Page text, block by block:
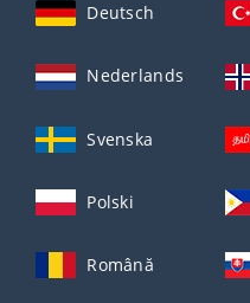
Deutsch
Nederlands
Svenska
Polski
Română